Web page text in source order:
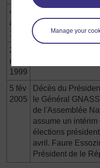
Manage your
4-18
août
1996
du RPT au
21
mars
1999
5 fév
2005
Décès du
le Général
de l'Assemblée
assume un
élections
avril. Faure
Président de le